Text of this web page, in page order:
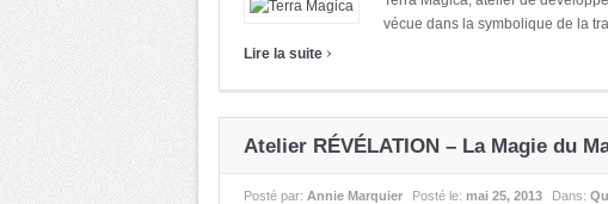
vécue dans la symbolique de la
Lire la suite ›
Atelier RÉVÉLATION – La Magie du
Posté par: Annie Marquier Posté le: mai 25, 2013 Dans: